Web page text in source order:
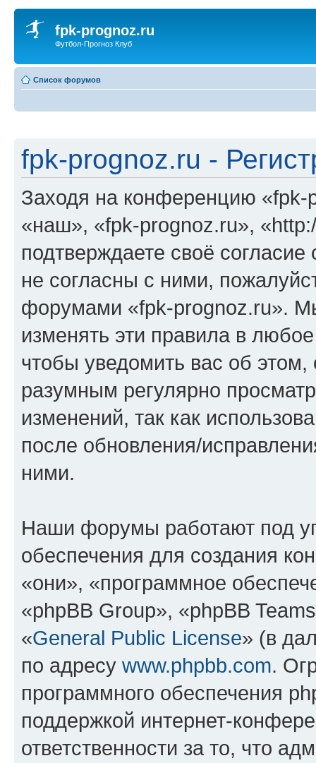
fpk-prognoz.ru
Футбол-Прогноз Клуб
Список форумов
fpk-prognoz.ru -
Заходя на конференцию
«наш», «fpk-prognoz.ru»,
подтверждаете своё
не согласны с ними,
форумами «fpk-prognoz.ru».
изменять эти правила в
чтобы уведомить вас об
разумным регулярно
изменений, так как
после обновления/
ними.
Наши форумы работают под
обеспечения для создания
«они», «программное
«phpBB Group», «phpBB
«General Public License» (в
по адресу www.phpbb.com.
программного обеспечения
поддержкой интернет-
ответственности за то, что